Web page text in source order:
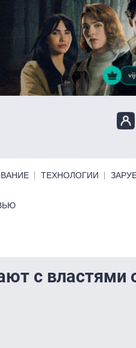
ТЕХНОЛОГИИ
с властями